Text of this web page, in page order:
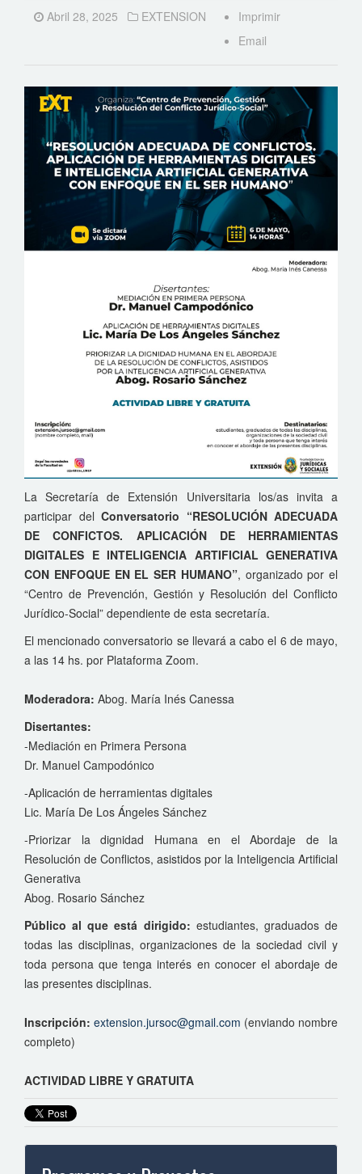
Abril 28, 2025 EXTENSION
Imprimir
Email
La Secretaría de Extensión Universitaria los/as invita a
participar del Conversatorio “RESOLUCIÓN ADECUADA
DE CONFICTOS. APLICACIÓN DE HERRAMIENTAS
DIGITALES E INTELIGENCIA ARTIFICIAL GENERATIVA
CON ENFOQUE EN EL SER HUMANO”, organizado por el
“Centro de Prevención, Gestión y Resolución del Conflicto
Jurídico-Social” dependiente de esta secretaría.
El mencionado conversatorio se llevará a cabo el 6 de mayo,
a las 14 hs. por Plataforma Zoom.
Moderadora: Abog. María Inés Canessa
Disertantes:
-Mediación en Primera Persona
Dr. Manuel Campodónico
-Aplicación de herramientas digitales
Lic. María De Los Ángeles Sánchez
-Priorizar la dignidad Humana en el Abordaje de la
Resolución de Conflictos, asistidos por la Inteligencia Artificial
Generativa
Abog. Rosario Sánchez
Público al que está dirigido: estudiantes, graduados de
todas las disciplinas, organizaciones de la sociedad civil y
toda persona que tenga interés en conocer el abordaje de
las presentes disciplinas.
Inscripción: extension.jursoc@gmail.com (enviando nombre
completo)
ACTIVIDAD LIBRE Y GRATUITA